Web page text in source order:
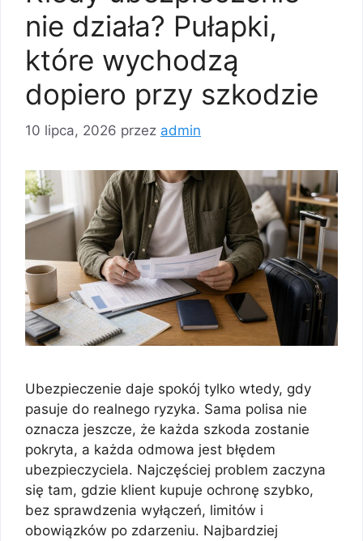
nie działa? Pułapki,
które wychodzą
dopiero przy szkodzie
10 lipca, 2026 przez admin
Ubezpieczenie daje spokój tylko wtedy, gdy
pasuje do realnego ryzyka. Sama polisa nie
oznacza jeszcze, że każda szkoda zostanie
pokryta, a każda odmowa jest błędem
ubezpieczyciela. Najczęściej problem zaczyna
się tam, gdzie klient kupuje ochronę szybko,
bez sprawdzenia wyłączeń, limitów i
obowiązków po zdarzeniu. Najbardziej